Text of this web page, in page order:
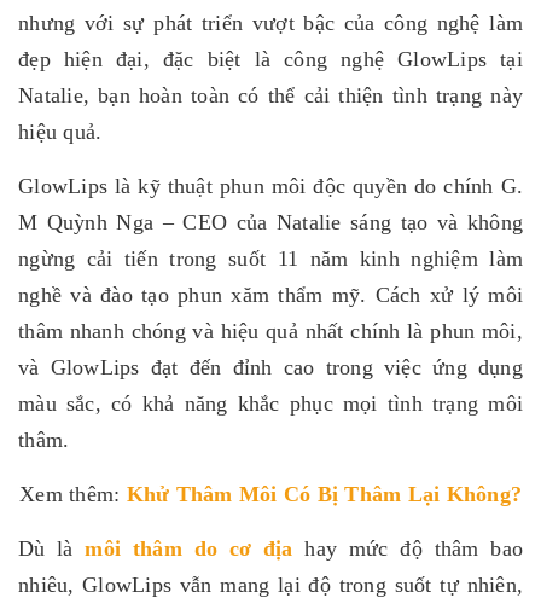
nhưng với sự phát triển vượt bậc của công nghệ làm
đẹp hiện đại, đặc biệt là công nghệ GlowLips tại
Natalie, bạn hoàn toàn có thể cải thiện tình trạng này
hiệu quả.
GlowLips là kỹ thuật phun môi độc quyền do chính G.
M Quỳnh Nga – CEO của Natalie sáng tạo và không
ngừng cải tiến trong suốt 11 năm kinh nghiệm làm
nghề và đào tạo phun xăm thẩm mỹ. Cách xử lý môi
thâm nhanh chóng và hiệu quả nhất chính là phun môi,
và GlowLips đạt đến đỉnh cao trong việc ứng dụng
màu sắc, có khả năng khắc phục mọi tình trạng môi
thâm.
Xem thêm: Khử Thâm Môi Có Bị Thâm Lại Không?
Dù làmôi thâm do cơ địa hay mức độ thâm bao
nhiêu, GlowLips vẫn mang lại độ trong suốt tự nhiên,